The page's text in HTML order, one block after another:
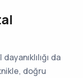
da
doğru